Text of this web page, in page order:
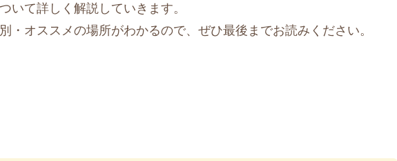
いて詳しく解説していきます。
・オススメの場所がわかるので、ぜひ最後までお読みください。